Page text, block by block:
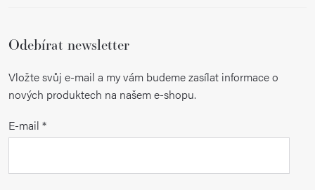
Odebírat newsletter
Vložte svůj e-mail a my vám budeme zasílat informace o
nových produktech na našem e-shopu.
E-mail